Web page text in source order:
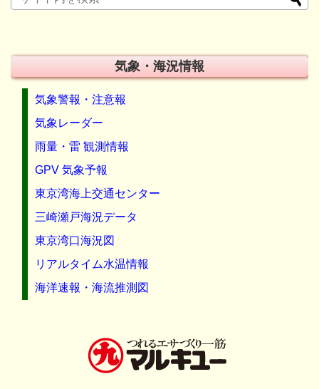
気象・海況情報
気象警報・注意報
気象レーダー
雨量・雷 観測情報
GPV 気象予報
東京湾海上交通センター
三崎瀬戸海況データ
東京湾口海況図
リアルタイム水温情報
海洋速報・海流推測図